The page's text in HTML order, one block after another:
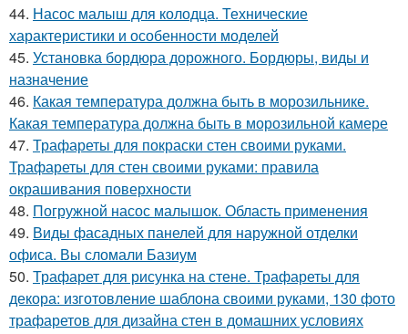
44. Насос малыш для колодца. Технические
характеристики и особенности моделей
45. Установка бордюра дорожного. Бордюры, виды и
назначение
46. Какая температура должна быть в морозильнике.
Какая температура должна быть в морозильной камере
47. Трафареты для покраски стен своими руками.
Трафареты для стен своими руками: правила
окрашивания поверхности
48. Погружной насос малышок. Область применения
49. Виды фасадных панелей для наружной отделки
офиса. Вы сломали Базиум
50. Трафарет для рисунка на стене. Трафареты для
декора: изготовление шаблона своими руками, 130 фото
трафаретов для дизайна стен в домашних условиях